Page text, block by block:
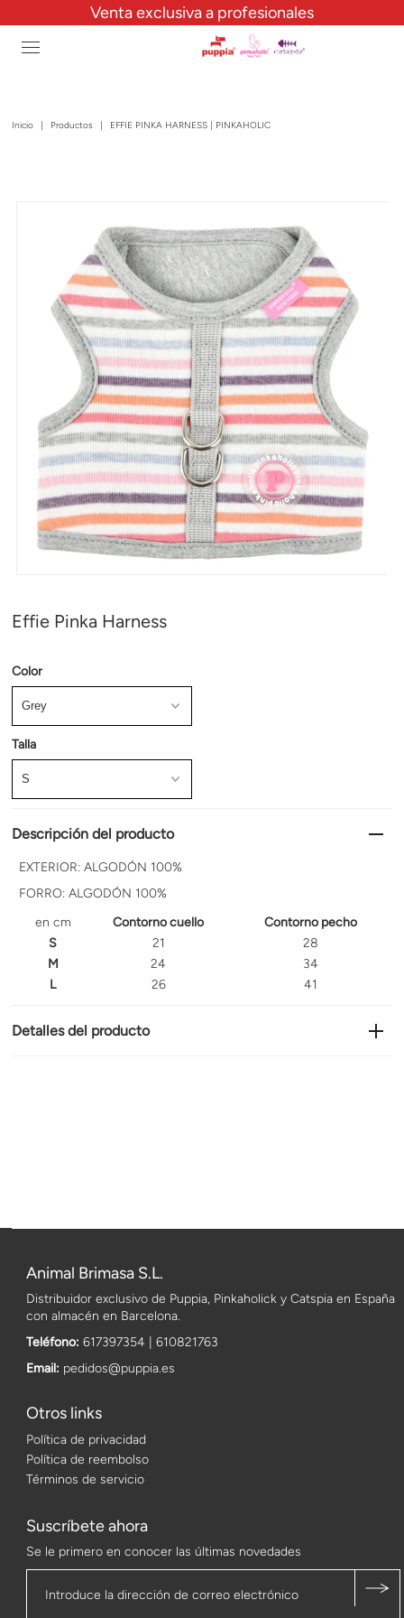
Venta exclusiva a profesionales
Inicio | Productos | EFFIE PINKA HARNESS | PINKAHOLIC
Effie Pinka Harness
Color
Talla
Descripción del producto
EXTERIOR: ALGODÓN 100%
FORRO: ALGODÓN 100%
en cm
Contorno cuello
Contorno pecho
S
21
28
M
24
34
L
26 41
Detalles del producto
Animal Brimasa S.L.
Distribuidor exclusivo de Puppia, Pinkaholick y Catspia en España
con almacén en Barcelona.
Teléfono: 617397354 | 610821763
Email: pedidos@puppia.es
Otros links
Política de privacidad
Política de reembolso
Términos de servicio
Suscríbete ahora
Se le primero en conocer las últimas novedades